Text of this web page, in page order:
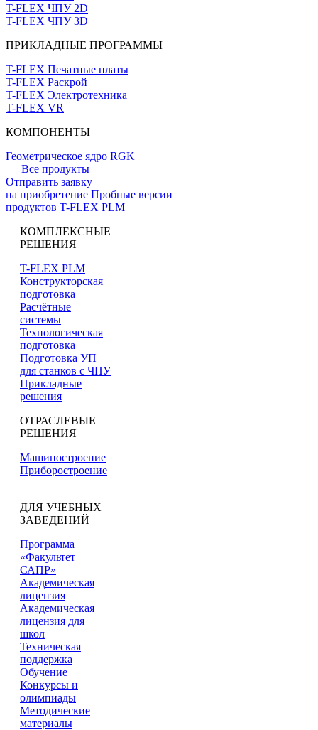
T-FLEX ЧПУ 2D
T-FLEX ЧПУ 3D
ПРИКЛАДНЫЕ ПРОГРАММЫ
T-FLEX Печатные платы
T-FLEX Раскрой
T-FLEX Электротехника
T-FLEX VR
КОМПОНЕНТЫ
Геометрическое ядро RGK
Все продукты
Отправить заявку
на приобретение Пробные версии
продуктов T-FLEX PLM
КОМПЛЕКСНЫЕ
РЕШЕНИЯ
T-FLEX PLM
Конструкторская
подготовка
Расчётные
системы
Технологическая
подготовка
Подготовка УП
для станков с ЧПУ
Прикладные
решения
ОТРАСЛЕВЫЕ
РЕШЕНИЯ
Машиностроение
Приборостроение
ДЛЯ УЧЕБНЫХ
ЗАВЕДЕНИЙ
Программа
«Факультет
САПР»
Академическая
лицензия
Академическая
лицензия для
школ
Техническая
поддержка
Обучение
Конкурсы и
олимпиады
Методические
материалы